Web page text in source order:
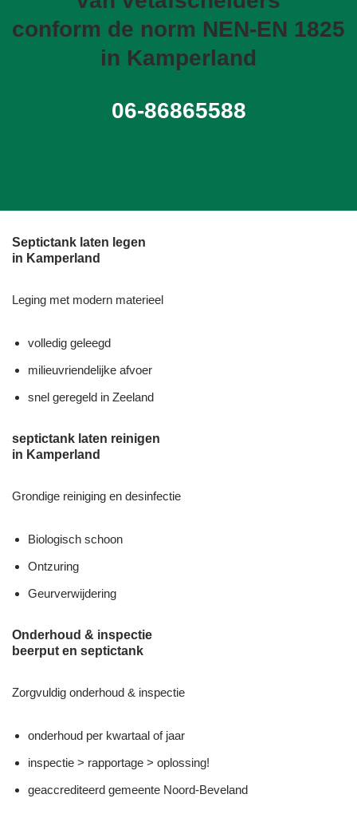
conform de norm NEN-EN 1825
in Kamperland
06-86865588
Septictank laten legen
in Kamperland
Leging met modern materieel
volledig geleegd
milieuvriendelijke afvoer
snel geregeld in Zeeland
septictank laten reinigen
in Kamperland
Grondige reiniging en desinfectie
Biologisch schoon
Ontzuring
Geurverwijdering
Onderhoud & inspectie
beerput en septictank
Zorgvuldig onderhoud & inspectie
onderhoud per kwartaal of jaar
inspectie > rapportage > oplossing!
geaccrediteerd gemeente Noord-Beveland